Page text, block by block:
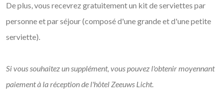
De plus, vous recevrez gratuitement un kit de serviettes par
personne et par séjour (composé d'une grande et d'une petite
serviette).
Si vous souhaitez un supplément, vous pouvez l'obtenir moyennant
paiement à la réception de l'hôtel Zeeuws Licht.